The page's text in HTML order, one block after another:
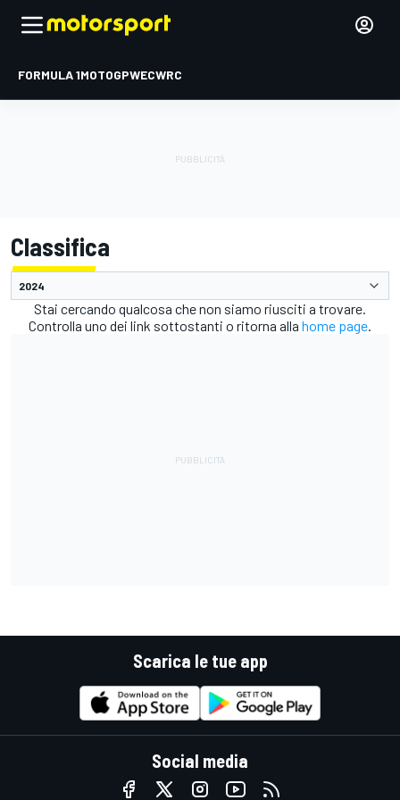
FORMULA 1MOTOGPWECWRC
Classifica
Stai cercando qualcosa che non siamo riusciti a trovare.
Controlla uno dei link sottostanti o ritorna alla home page.
Scarica le tue app
Social media